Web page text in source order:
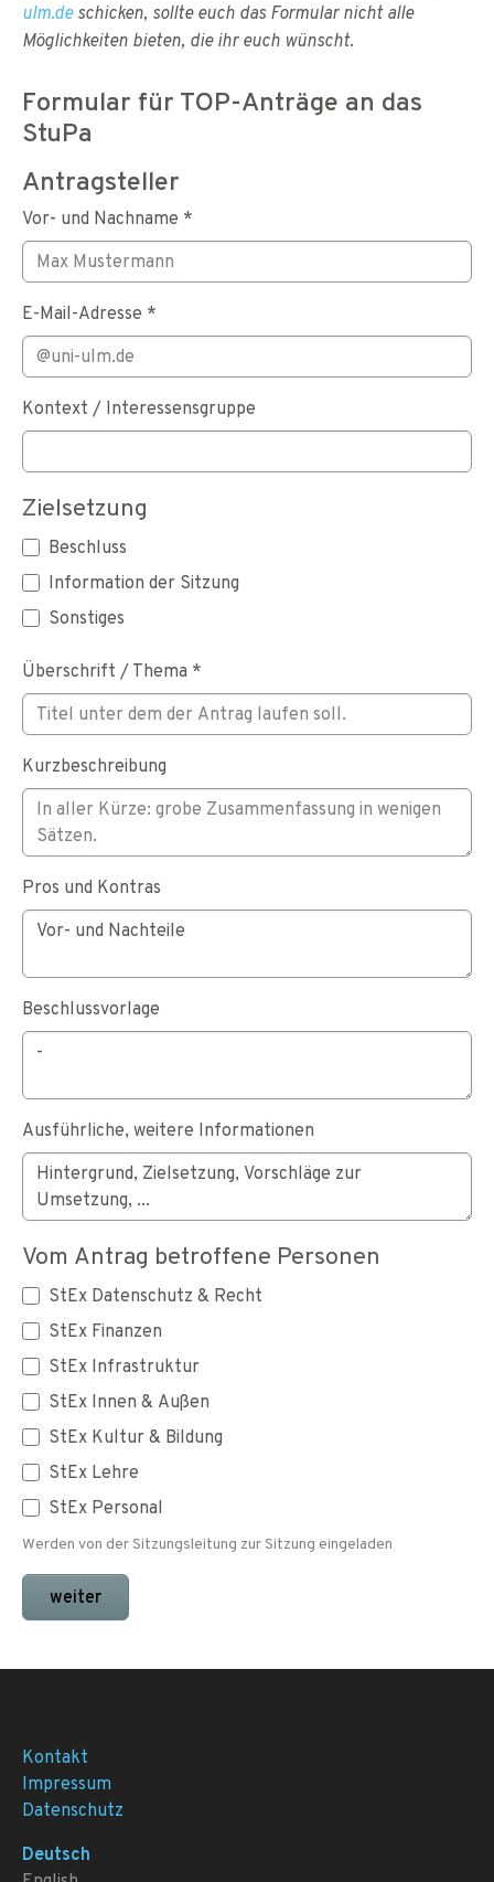
ulm.deschicken, sollte euch das Formular nicht alle
Möglichkeiten bieten, die ihr euch wünscht.
Formular für TOP-Anträge an das
StuPa
Antragsteller
Vor- und Nachname *
E-Mail-Adresse *
Kontext / Interessensgruppe
Zielsetzung
Beschluss
Information der Sitzung
Sonstiges
Überschrift / Thema *
Kurzbeschreibung
Pros und Kontras
Beschlussvorlage
Ausführliche, weitere Informationen
Vom Antrag betroffene Personen
StEx Datenschutz & Recht
StEx Finanzen
StEx Infrastruktur
StEx Innen & Außen
StEx Kultur & Bildung
StEx Lehre
StEx Personal
Werden von der Sitzungsleitung zur Sitzung eingeladen
weiter
Kontakt
Impressum
Datenschutz
Deutsch